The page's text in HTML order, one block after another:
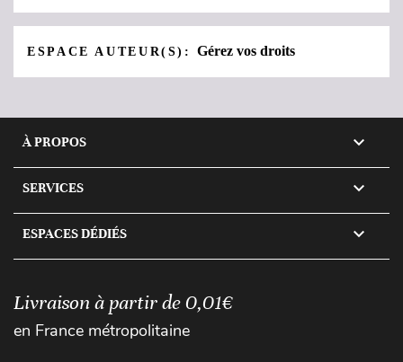
ESPACE AUTEUR(S):Gérez vos droits
À PROPOS 
SERVICES 
ESPACES DÉDIÉS 
Livraison à partir de 0,01€
en France métropolitaine